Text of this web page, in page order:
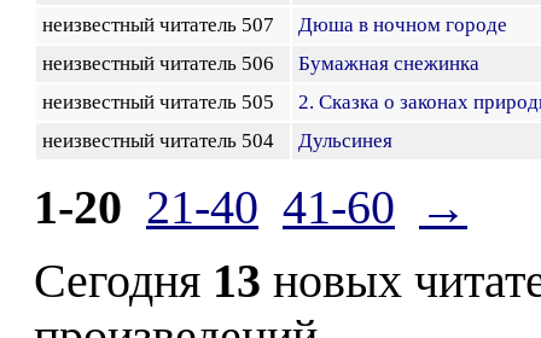
неизвестный читатель 507
Дюша в ночном городе
неизвестный читатель 506
Бумажная снежинка
неизвестный читатель 505
2. Сказка о законах
неизвестный читатель 504
Дульсинея
1-20 21-40 41-60
→
Сегодня 13 новых